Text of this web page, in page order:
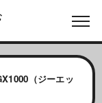
（ジーエッ